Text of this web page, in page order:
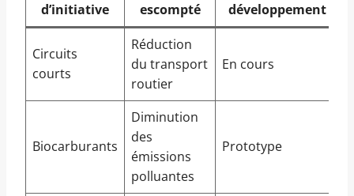
d’initiative
escompté
développement
Circuits
courts
Réduction
du transport
routier
En cours
Biocarburants
Diminution
des
émissions
polluantes
Prototype